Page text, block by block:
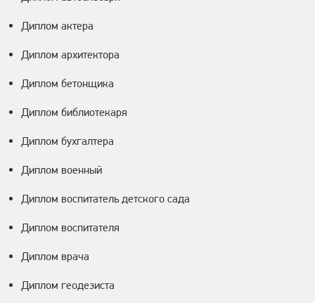
Диплом актера
Диплом архитектора
Диплом бетонщика
Диплом библиотекаря
Диплом бухгалтера
Диплом военный
Диплом воспитатель детского сада
Диплом воспитателя
Диплом врача
Диплом геодезиста